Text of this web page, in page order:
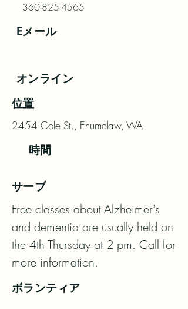
360-825-4565
Eメール
オンライン
位置
2454 Cole St., Enumclaw, WA
時間
サーブ
Free classes about Alzheimer's
and dementia are usually held on
the 4th Thursday at 2 pm. Call for
more information.
ボランティア